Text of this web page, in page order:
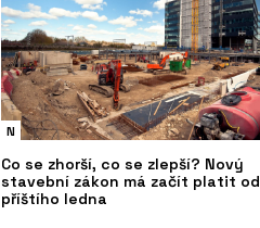
N
Co se zhorší, co se zlepší? Nový
stavební zákon má začít platit od
příštího ledna